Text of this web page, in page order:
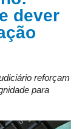
dever
reforçam
para